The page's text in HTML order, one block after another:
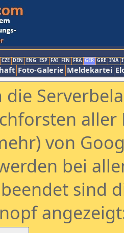
CZE DEN ENG ESP FAI FIN FRA GER GRE INA
Foto-Galerie Meldekartei
die
aller
von
bei
sind